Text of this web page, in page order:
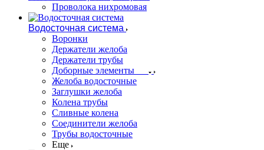
Проволока нихромовая
Водосточная система
Воронки
Держатели желоба
Держатели трубы
Доборные элементы
Желоба водосточные
Заглушки желоба
Колена трубы
Сливные колена
Соединители желоба
Трубы водосточные
Еще